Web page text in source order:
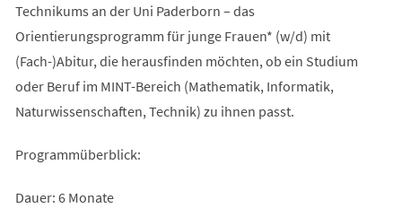
Technikums an der Uni Paderborn – das
Orientierungsprogramm für junge Frauen* (w/d) mit
(Fach-)Abitur, die herausfinden möchten, ob ein Studium
oder Beruf im MINT-Bereich (Mathematik, Informatik,
Naturwissenschaften, Technik) zu ihnen passt.
Programmüberblick:
Dauer: 6 Monate